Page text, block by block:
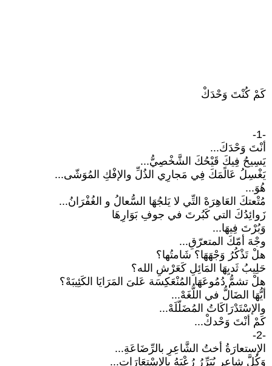
كَمْ كُنْتَ وَحْدَكْ
-1-
أنْتَ وَحْدَكَ...
يَسِيحُ فِيكَ قَيْحُكَ الشَّخْصِيُّ...
يَغْسِلُ عَالًمَكَ فِي مَجارِي الذُلِّ والإفْكِ المُوَشّى...
هُوَ...
مُتْعتكَ العَاهِرَهْ التِّي لا يَلجُهَا السُّعالُ و الغُفْرَانُ...
زَوائِدُكَ التي كَبُرتَ في جوفِ بَوَارِهَا
وَبُرْتَ فِيهَا...
وجْهَ أمّكَ المتعرّقِ...
هلْ تَذْكُرُ وَجْهَهَا؟ شَامتُها؟
حَلِيبُ ثَديِهَا المَائِلِ كَعَرْشِ الله؟
هلْ تشمُّ دُمُوعَهَا المُنْعَكِسَة عَلىَ المَرَايَا الكَئِيبَهْ؟
أيُّهَا الضَالُّ في اللُّغَهْ...
والإسْتَدْرَاكَاتُ المُضَلّلَهْ...
كَمْ أنْتَ وَحْدكْ...
-2-
الإستعارَةُ أختُ الشَّاعِرِ بالرِّضَاعَةِ...
وَكُلَّ شاعِرٍ يُبَرِّرُ رُعْبَهُ بالإسْتِعَارَاتِ...